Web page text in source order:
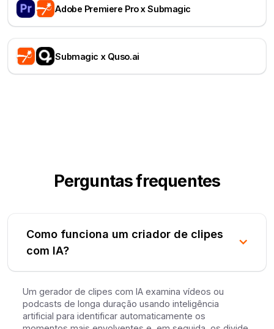
Adobe Premiere Pro x Submagic
Submagic x Quso.ai
Perguntas frequentes
Como funciona um criador de clipes
com IA?
Um gerador de clipes com IA examina vídeos ou
podcasts de longa duração usando inteligência
artificial para identificar automaticamente os